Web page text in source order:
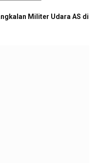
Militer Udara AS di